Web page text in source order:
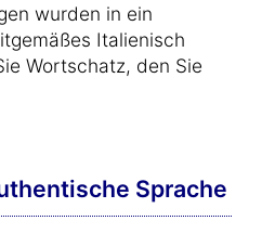
wurden in ein
Italienisch
Wortschatz, den Sie
Sprache